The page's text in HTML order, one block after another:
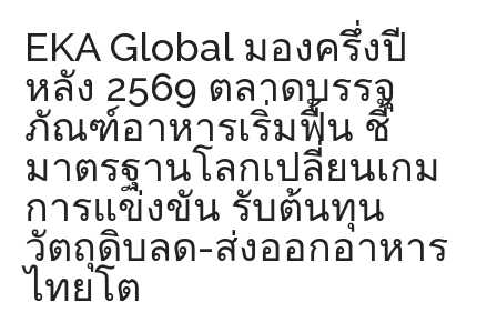
โคคา-
โค
ล่า
ร่วม
กับ
เวสท์
บาย
EKA Global มองครึ่งปี
หลัง 2569 ตลาดบรรจุ
ภัณฑ์อาหารเริ่มฟื้น ชี้
มาตรฐานโลกเปลี่ยนเกม
การแข่งขัน รับต้นทุน
วัตถุดิบลด-ส่งออกอาหาร
ไทยโต